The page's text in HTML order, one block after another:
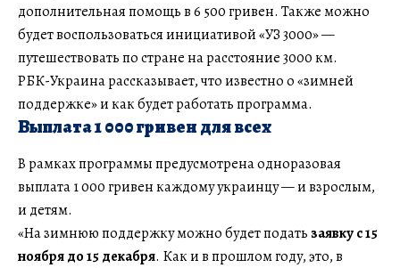
дополнительная помощь в 6 500 гривен. Также можно
будет воспользоваться инициативой «УЗ 3000» —
путешествовать по стране на расстояние 3000 км.
РБК-Украина рассказывает, что известно о «зимней
поддержке» и как будет работать программа.
Выплата 1 000 гривен для всех
В рамках программы предусмотрена одноразовая
выплата 1 000 гривен каждому украинцу — и взрослым,
и детям.
«На зимнюю поддержку можно будет подать заявку с 15
ноября до 15 декабря. Как и в прошлом году, это, в